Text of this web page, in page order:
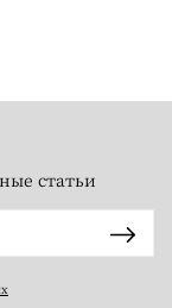
статьи